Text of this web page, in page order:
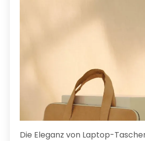
Die Eleganz von Laptop-